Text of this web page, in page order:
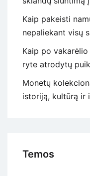
Kaip pakeisti
nepaliekant visų
Kaip po
ryte atrodytų
Monetų
istoriją, kultūrą ir
Temos